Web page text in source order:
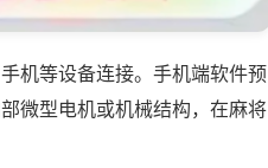
机等设备连接。手机端软件预
微型电机或机械结构，在麻将